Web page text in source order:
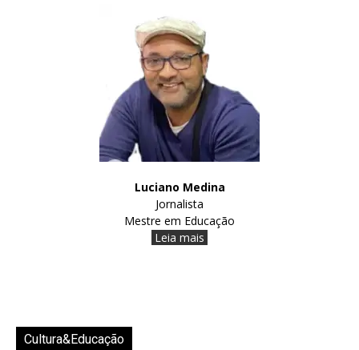
Luciano Medina
Jornalista
Mestre em Educação
Leia mais
Cultura&Educação